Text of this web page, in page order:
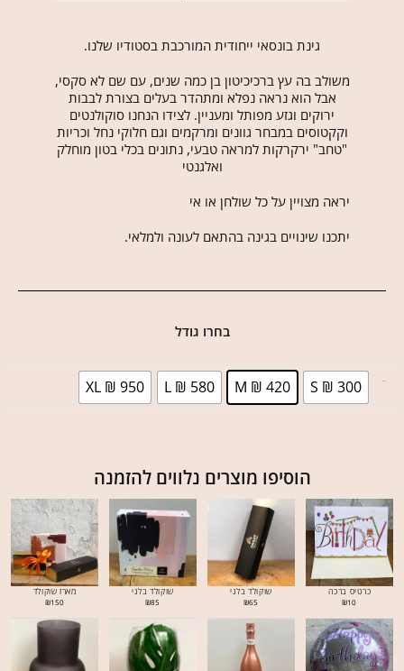
גינת בונסאי ייחודית המורכבת בסטודיו שלנו.
משולב בה עץ ברכיכיטון בן כמה שנים, עם שם לא סקסי,
אבל הוא נראה נפלא ומתהדר בעלים בצורת לבבות
ירוקים וגזע מפותל ומעניין. לצידו הנחנו סוקולנטים
וקקטוסים במבחר גוונים ומרקמים וגם חלוקי נחל וכריות
"טחב" ירקרקות למראה טבעי, נתונים בכלי בטון מוחלק
ואלגנטי
יראה מצויין על כל שולחן או אי
יתכנו שינויים בגינה בהתאם לעונה ולמלאי.
בחרו גודל
S ₪ 300
M ₪ 420
L ₪ 580
XL ₪ 950
הוסיפו מוצרים נלווים להזמנה
כרטיס ברכה
₪10
שוקולד בלגי
₪65
שוקולד בלגי
₪85
מארז שוקולד
₪150